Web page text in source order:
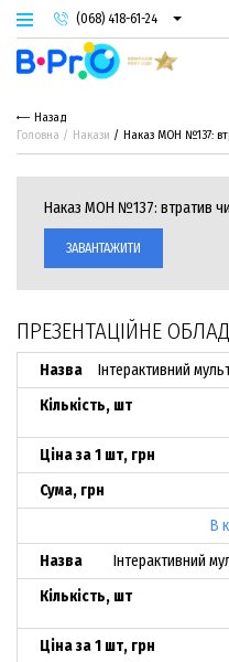
(068) 418-61-24
(093) 974-66-94
(095) 987-29-55
Назад
Головна
Накази Наказ МОН №137:
Наказ МОН №137: втратив
ЗАВАНТАЖИТИ
ПРЕЗЕНТАЦІЙНЕ
Інтерактивний
В
Інтерактивний